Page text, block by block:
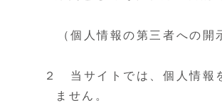
（個人情報の第三者への開
２ 当サイトでは、個人情報
ません。